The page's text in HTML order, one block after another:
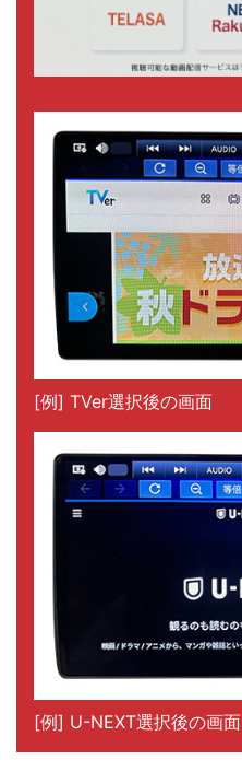
[例] TVer選択後の画面
[例] U-NEXT選択後の画面